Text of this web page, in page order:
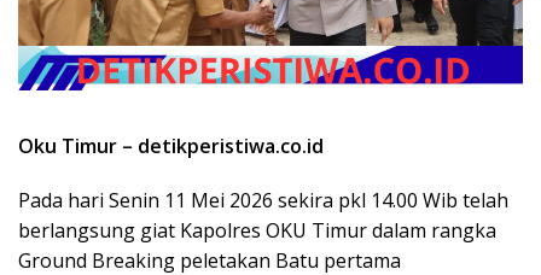
Oku Timur – detikperistiwa.co.id
Pada hari Senin 11 Mei 2026 sekira pkl 14.00 Wib telah
berlangsung giat Kapolres OKU Timur dalam rangka
Ground Breaking peletakan Batu pertama